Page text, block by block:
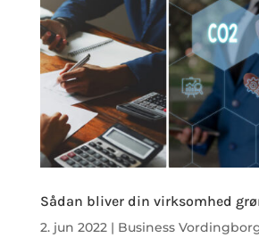
Sådan bliver din virksomhed
2. jun 2022 | Business